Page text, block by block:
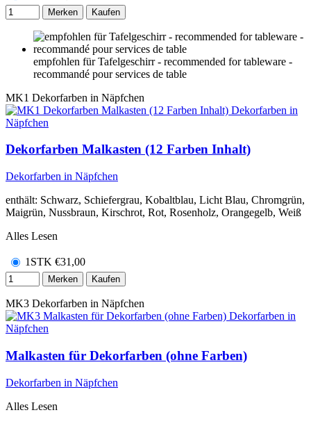
Merken Kaufen
empfohlen für Tafelgeschirr - recommended for tableware -
recommandé pour services de table
MK1 Dekorfarben in Näpfchen
Dekorfarben Malkasten (12 Farben Inhalt)
Dekorfarben in Näpfchen
enthält: Schwarz, Schiefergrau, Kobaltblau, Licht Blau, Chromgrün,
Maigrün, Nussbraun, Kirschrot, Rot, Rosenholz, Orangegelb, Weiß
Alles Lesen
1STK €31,00
Merken Kaufen
MK3 Dekorfarben in Näpfchen
Malkasten für Dekorfarben (ohne Farben)
Dekorfarben in Näpfchen
Alles Lesen